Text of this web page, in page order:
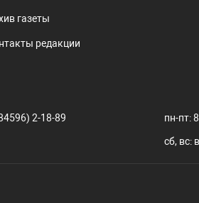
газеты
редакции
2-18-89 пн-пт:
сб, вс: